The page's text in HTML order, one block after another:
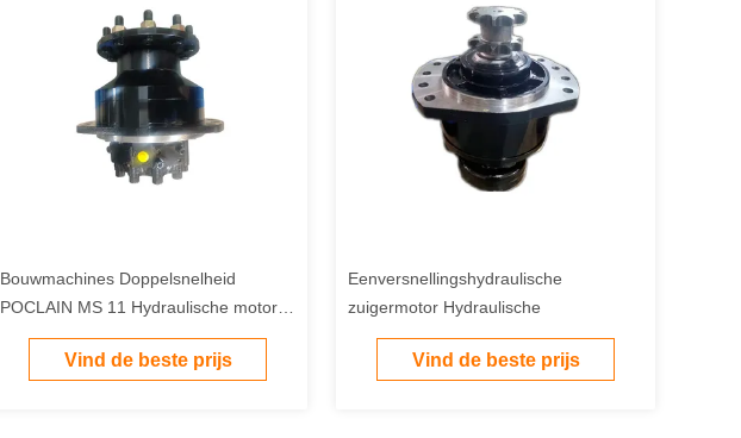
Bouwmachines Doppelsnelheid
POCLAIN MS 11 Hydraulische motor
Ideaal voor landbouw- en
scheepsmachine toepassingen
Vind de beste prijs
Eenversnellingshydraulische
zuigermotor Hydraulische
Vind de beste prijs